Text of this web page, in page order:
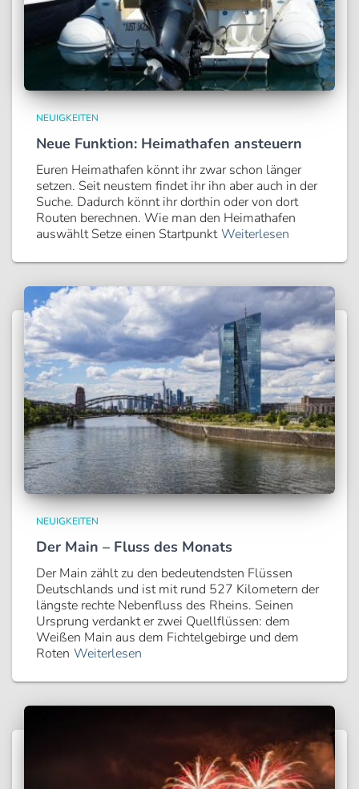
NEUIGKEITEN
Neue Funktion: Heimathafen ansteuern
Euren Heimathafen könnt ihr zwar schon länger
setzen. Seit neustem findet ihr ihn aber auch in der
Suche. Dadurch könnt ihr dorthin oder von dort
Routen berechnen. Wie man den Heimathafen
auswählt Setze einen Startpunkt Weiterlesen
NEUIGKEITEN
Der Main – Fluss des Monats
Der Main zählt zu den bedeutendsten Flüssen
Deutschlands und ist mit rund 527 Kilometern der
längste rechte Nebenfluss des Rheins. Seinen
Ursprung verdankt er zwei Quellflüssen: dem
Weißen Main aus dem Fichtelgebirge und dem
Roten Weiterlesen